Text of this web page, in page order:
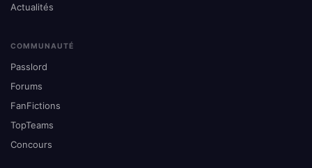
Actualités
COMMUNAUTÉ
Passlord
Forums
FanFictions
TopTeams
Concours